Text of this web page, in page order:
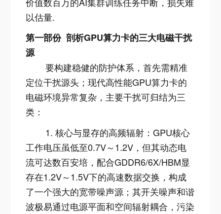
以估量.
第一部份 剖析GPU算力卡的三大电磁干扰
源
要构建稳健的防护体系，首先需精准
定位干扰源头；现代高性能GPU算力卡的
电磁环境异常复杂，主要干扰可归结为三
类：
1. 核心与显存的高频辐射：GPU核心
工作电压虽低至0.7V～1.2V，但其动态电
流可达数百安培，配合GDDR6/6X/HBM显
存在1.2V～1.5V下的高速数据交换，构成
了一个强大的宽带噪声源；其开关噪声和谐
波极易通过电源平面和空间辐射耦合，污染